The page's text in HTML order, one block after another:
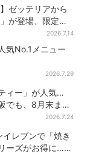
】ゼッテリアから
が登場、限定グ
な3500円クーポン
2026.7.14
気No.1メニュー
2026.7.29
ィー」が人気…
でも、8月末まで
2026.7.24
イレブンで「焼き
ーズがお得に…チ